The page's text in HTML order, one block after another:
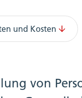
und Kosten
von